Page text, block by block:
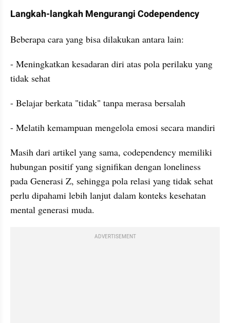
Langkah-langkah Mengurangi Codependency
Beberapa cara yang bisa dilakukan antara lain:
- Meningkatkan kesadaran diri atas pola perilaku yang
tidak sehat
- Belajar berkata "tidak" tanpa merasa bersalah
- Melatih kemampuan mengelola emosi secara mandiri
Masih dari artikel yang sama, codependency memiliki
hubungan positif yang signifikan dengan loneliness
pada Generasi Z, sehingga pola relasi yang tidak sehat
perlu dipahami lebih lanjut dalam konteks kesehatan
mental generasi muda.
ADVERTISEMENT